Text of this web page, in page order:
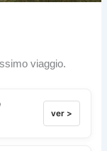
viaggio.
ver >